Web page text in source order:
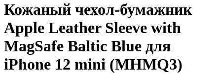
Кожаный чехол-бумажник
Apple Leather Sleeve with
MagSafe Baltic Blue для
iPhone 12 mini (MHMQ3)